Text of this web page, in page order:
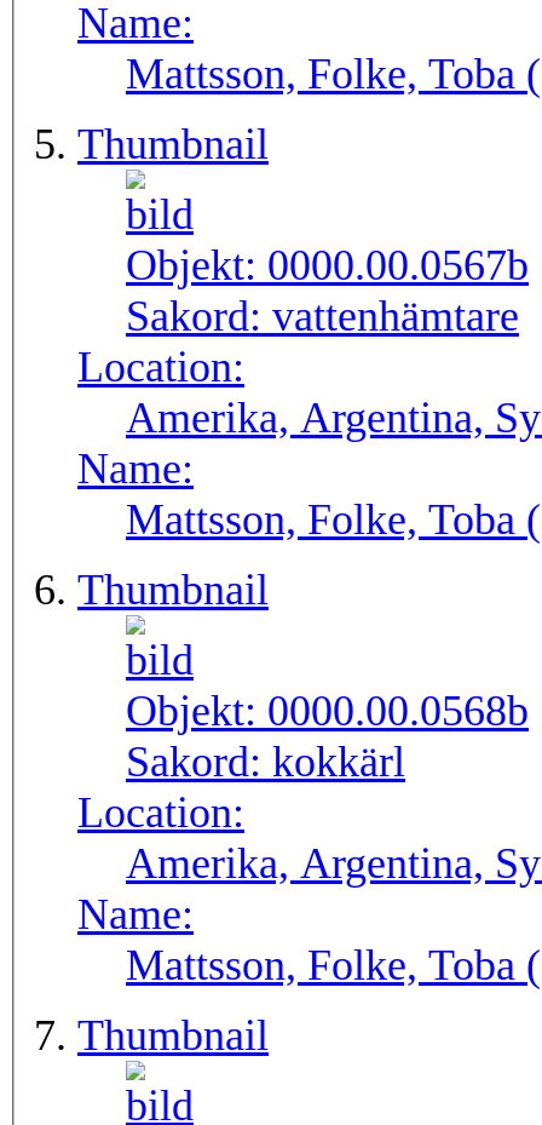
Name:
Mattsson, Folke, Toba
Thumbnail
Objekt: 0000.00.0567b
Sakord: vattenhämtare
Location:
Amerika, Argentina,
Name:
Mattsson, Folke, Toba
Thumbnail
Objekt: 0000.00.0568b
Sakord: kokkärl
Location:
Amerika, Argentina,
Name:
Mattsson, Folke, Toba
Thumbnail